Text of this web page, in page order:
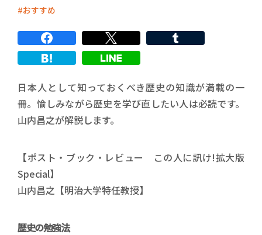
おすすめ
日本人として知っておくべき歴史の知識が満載の一
冊。愉しみながら歴史を学び直したい人は必読です。
山内昌之が解説します。
【ポスト・ブック・レビュー この人に訊け!拡大版
Special】
山内昌之【明治大学特任教授】
歴史の勉強法